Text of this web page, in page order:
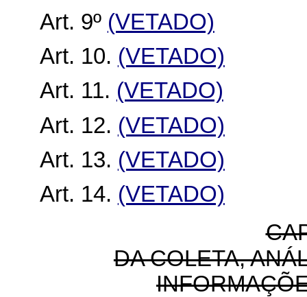
Art. 9º (VETADO)
Art. 10. (VETADO)
Art. 11. (VETADO)
Art. 12. (VETADO)
Art. 13. (VETADO)
Art. 14. (VETADO)
DA COLETA,